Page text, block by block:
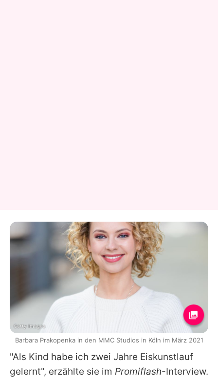
"Als Kind habe ich zwei Jahre Eiskunstlauf
gelernt", erzählte sie im Promiflash-Interview.
Getty Images
Barbara Prakopenka in den MMC Studios in Köln im März 2021